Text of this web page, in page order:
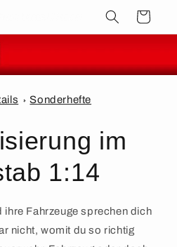
Warenkorb
Sonderhefte
im
1:14
ihre Fahrzeuge sprechen dich
nicht, womit du so richtig